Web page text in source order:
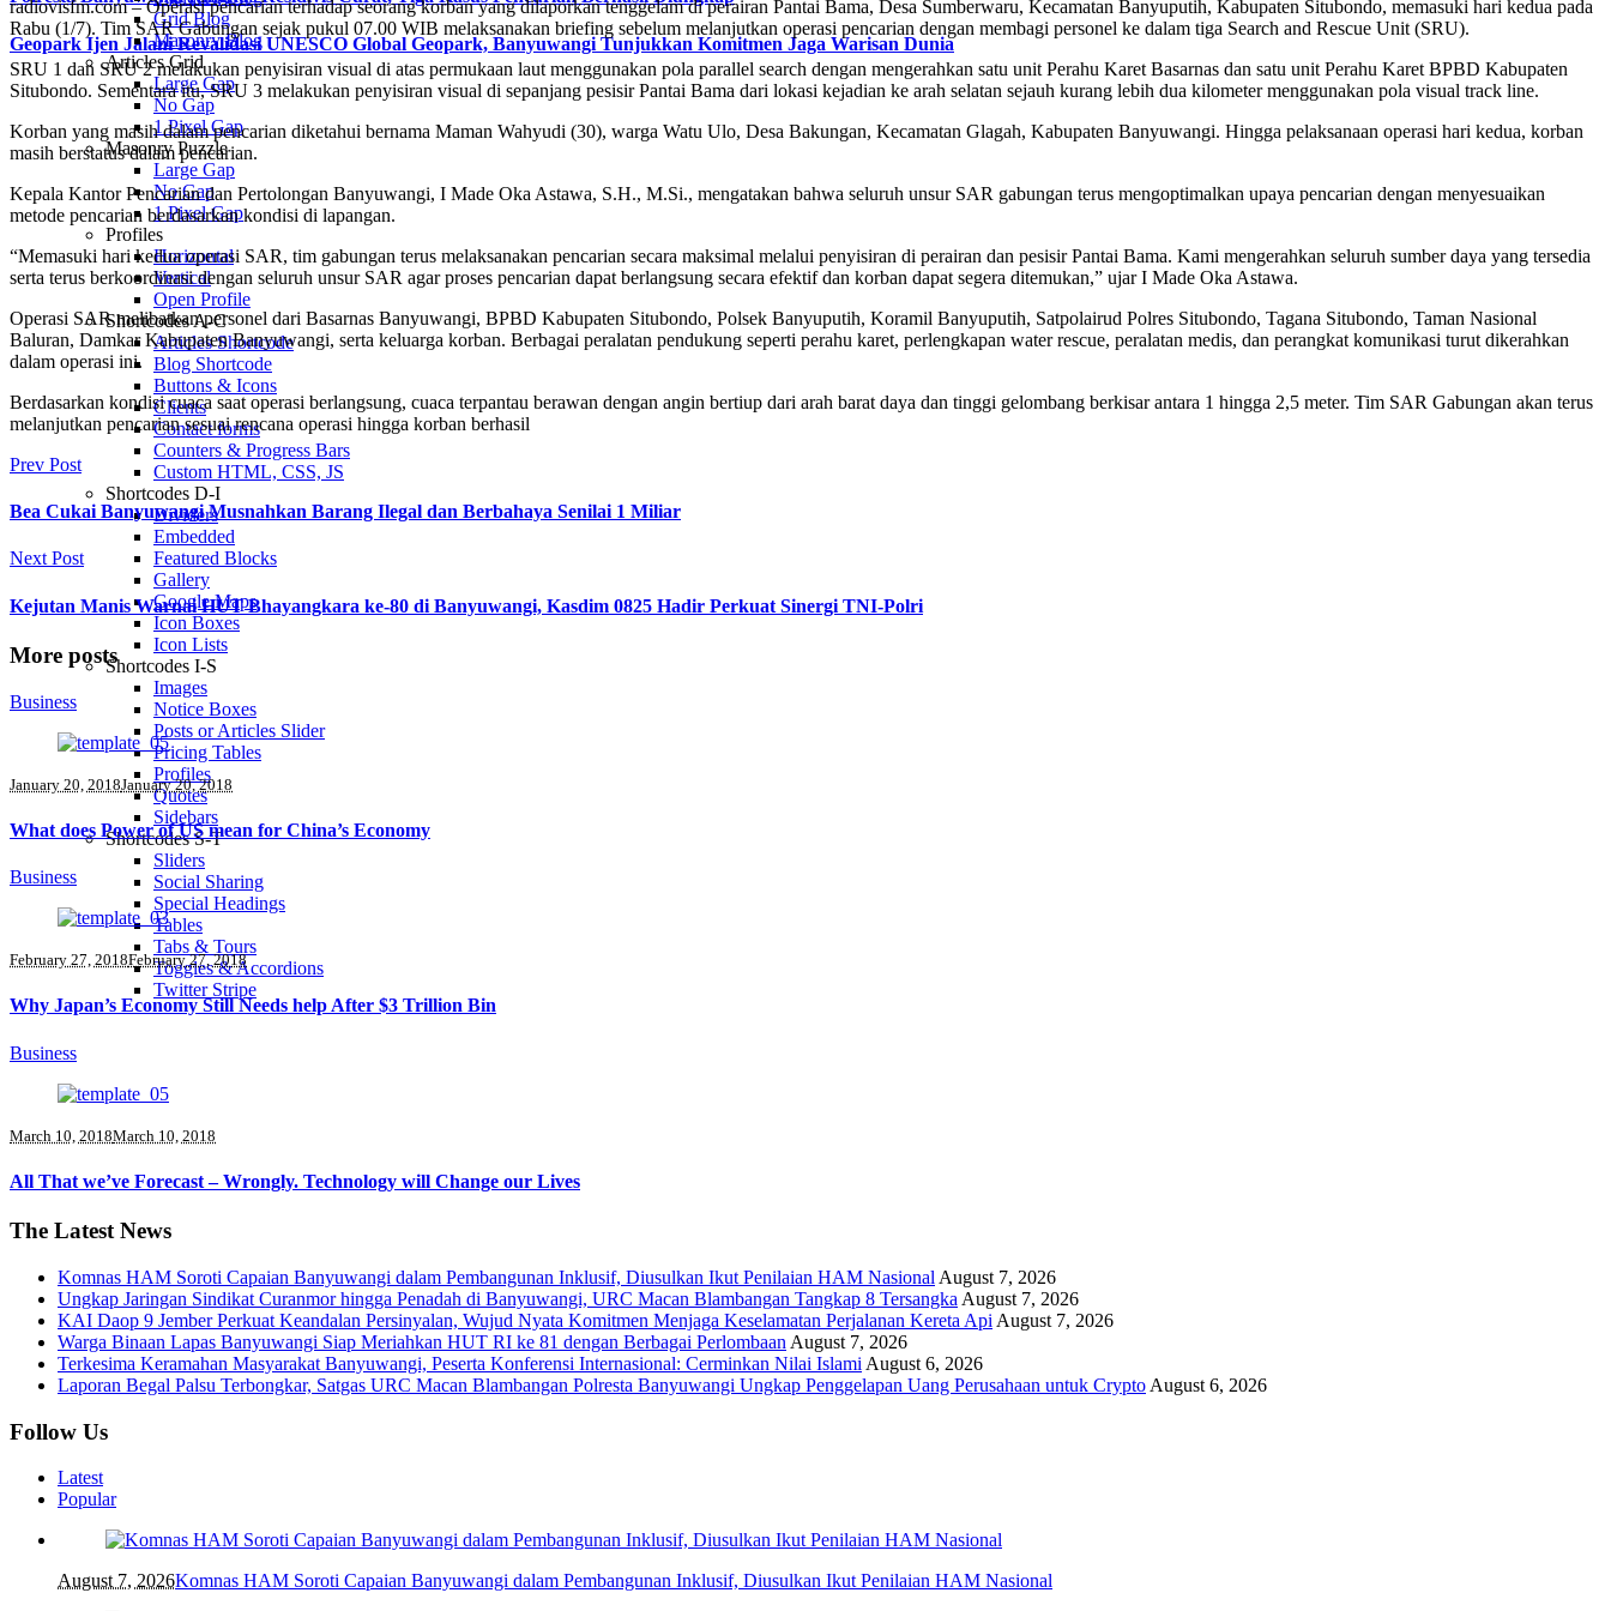
Geopark Ijen Jalani Revalidasi UNESCO Global Geopark, Banyuwangi Tunjukkan Komitmen Jaga Warisan Dunia
Grid Blog
Masonry Blog
Articles Grid
Large Gap
No Gap
1 Pixel Gap
Masonry Puzzle
Large Gap
No Gap
1 Pixel Gap
Profiles
Horizontal
Vertical
Open Profile
Shortcodes A-C
Articles Shortcode
Blog Shortcode
Buttons & Icons
Clients
Contact forms
Counters & Progress Bars
Custom HTML, CSS, JS
Shortcodes D-I
Dividers
Embedded
Featured Blocks
Gallery
Google Maps
Icon Boxes
Icon Lists
Shortcodes I-S
Images
Notice Boxes
Posts or Articles Slider
Pricing Tables
Profiles
Quotes
Sidebars
Shortcodes S-T
Sliders
Social Sharing
Special Headings
Tables
Tabs & Tours
Toggles & Accordions
Twitter Stripe
radiovisfm.com – Operasi pencarian terhadap seorang korban yang dilaporkan tenggelam di perairan Pantai Bama, Desa Sumberwaru, Kecamatan Banyuputih, Kabupaten Situbondo, memasuki hari kedua pada
Rabu (1/7). Tim SAR Gabungan sejak pukul 07.00 WIB melaksanakan briefing sebelum melanjutkan operasi pencarian dengan membagi personel ke dalam tiga Search and Rescue Unit (SRU).
SRU 1 dan SRU 2 melakukan penyisiran visual di atas permukaan laut menggunakan pola parallel search dengan mengerahkan satu unit Perahu Karet Basarnas dan satu unit Perahu Karet BPBD Kabupaten
Situbondo. Sementara itu, SRU 3 melakukan penyisiran visual di sepanjang pesisir Pantai Bama dari lokasi kejadian ke arah selatan sejauh kurang lebih dua kilometer menggunakan pola visual track line.
Korban yang masih dalam pencarian diketahui bernama Maman Wahyudi (30), warga Watu Ulo, Desa Bakungan, Kecamatan Glagah, Kabupaten Banyuwangi. Hingga pelaksanaan operasi hari kedua, korban
masih berstatus dalam pencarian.
Kepala Kantor Pencarian dan Pertolongan Banyuwangi, I Made Oka Astawa, S.H., M.Si., mengatakan bahwa seluruh unsur SAR gabungan terus mengoptimalkan upaya pencarian dengan menyesuaikan
metode pencarian berdasarkan kondisi di lapangan.
“Memasuki hari kedua operasi SAR, tim gabungan terus melaksanakan pencarian secara maksimal melalui penyisiran di perairan dan pesisir Pantai Bama. Kami mengerahkan seluruh sumber daya yang tersedia
serta terus berkoordinasi dengan seluruh unsur SAR agar proses pencarian dapat berlangsung secara efektif dan korban dapat segera ditemukan,” ujar I Made Oka Astawa.
Operasi SAR melibatkan personel dari Basarnas Banyuwangi, BPBD Kabupaten Situbondo, Polsek Banyuputih, Koramil Banyuputih, Satpolairud Polres Situbondo, Tagana Situbondo, Taman Nasional
Baluran, Damkar Kabupaten Banyuwangi, serta keluarga korban. Berbagai peralatan pendukung seperti perahu karet, perlengkapan water rescue, peralatan medis, dan perangkat komunikasi turut dikerahkan
dalam operasi ini.
Berdasarkan kondisi cuaca saat operasi berlangsung, cuaca terpantau berawan dengan angin bertiup dari arah barat daya dan tinggi gelombang berkisar antara 1 hingga 2,5 meter. Tim SAR Gabungan akan terus
melanjutkan pencarian sesuai rencana operasi hingga korban berhasil
Prev Post
Bea Cukai Banyuwangi Musnahkan Barang Ilegal dan Berbahaya Senilai 1 Miliar
Next Post
Kejutan Manis Warnai HUT Bhayangkara ke-80 di Banyuwangi, Kasdim 0825 Hadir Perkuat Sinergi TNI-Polri
More posts
Business
January 20, 2018January 20, 2018
What does Power of US mean for China’s Economy
Business
February 27, 2018February 27, 2018
Why Japan’s Economy Still Needs help After $3 Trillion Bin
Business
March 10, 2018March 10, 2018
All That we’ve Forecast – Wrongly. Technology will Change our Lives
The Latest News
Komnas HAM Soroti Capaian Banyuwangi dalam Pembangunan Inklusif, Diusulkan Ikut Penilaian HAM Nasional August 7, 2026
Ungkap Jaringan Sindikat Curanmor hingga Penadah di Banyuwangi, URC Macan Blambangan Tangkap 8 Tersangka August 7, 2026
KAI Daop 9 Jember Perkuat Keandalan Persinyalan, Wujud Nyata Komitmen Menjaga Keselamatan Perjalanan Kereta Api August 7, 2026
Warga Binaan Lapas Banyuwangi Siap Meriahkan HUT RI ke 81 dengan Berbagai Perlombaan August 7, 2026
Terkesima Keramahan Masyarakat Banyuwangi, Peserta Konferensi Internasional: Cerminkan Nilai Islami August 6, 2026
Laporan Begal Palsu Terbongkar, Satgas URC Macan Blambangan Polresta Banyuwangi Ungkap Penggelapan Uang Perusahaan untuk Crypto August 6, 2026
Follow Us
Latest
Popular
August 7, 2026Komnas HAM Soroti Capaian Banyuwangi dalam Pembangunan Inklusif, Diusulkan Ikut Penilaian HAM Nasional